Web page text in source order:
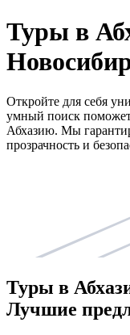
Туры в
Откройте для себя
умный поиск
Абхазию. Мы
прозрачность и
Туры в
Лучшие